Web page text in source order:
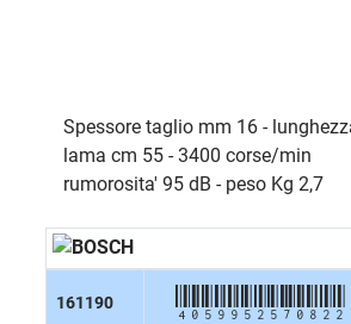
Spessore taglio mm 16 -
lama cm 55 - 3400 corse/min
rumorosita' 95 dB - peso Kg 2,7
161190 4059952570822